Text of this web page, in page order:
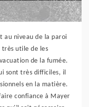
au niveau de la paroi
utile de les
de la fumée.
sont très difficiles, il
en la matière.
confiance à Mayer